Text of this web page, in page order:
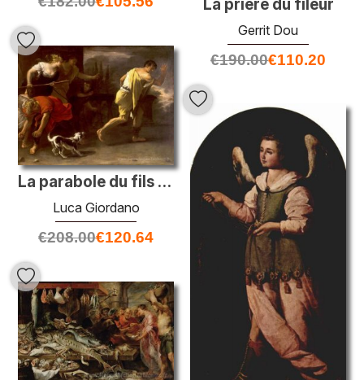
La prière du fileur
Gerrit Dou
€190.00€110.20
La parabole du fils prodigue. Conduit par ses anciens compagnons
Luca Giordano
€208.00€120.64